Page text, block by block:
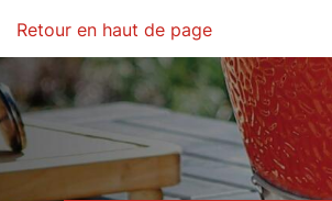
Retour en haut de page